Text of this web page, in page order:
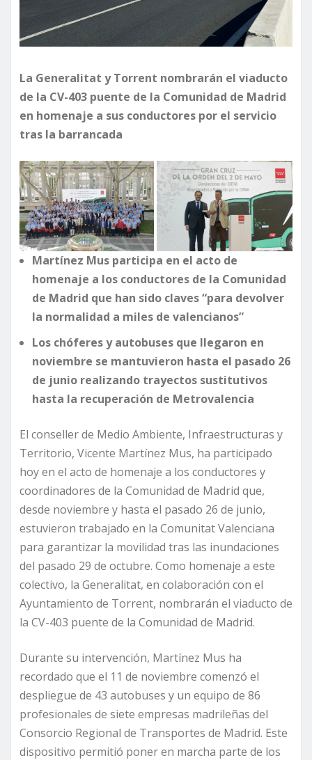
La Generalitat y Torrent nombrarán el viaducto
de la CV-403 puente de la Comunidad de Madrid
en homenaje a sus conductores por el servicio
tras la barrancada
Martínez Mus participa en el acto de
homenaje a los conductores de la Comunidad
de Madrid que han sido claves “para devolver
la normalidad a miles de valencianos”
Los chóferes y autobuses que llegaron en
noviembre se mantuvieron hasta el pasado 26
de junio realizando trayectos sustitutivos
hasta la recuperación de Metrovalencia
El conseller de Medio Ambiente, Infraestructuras y
Territorio, Vicente Martínez Mus, ha participado
hoy en el acto de homenaje a los conductores y
coordinadores de la Comunidad de Madrid que,
desde noviembre y hasta el pasado 26 de junio,
estuvieron trabajado en la Comunitat Valenciana
para garantizar la movilidad tras las inundaciones
del pasado 29 de octubre. Como homenaje a este
colectivo, la Generalitat, en colaboración con el
Ayuntamiento de Torrent, nombrarán el viaducto de
la CV-403 puente de la Comunidad de Madrid.
Durante su intervención, Martínez Mus ha
recordado que el 11 de noviembre comenzó el
despliegue de 43 autobuses y un equipo de 86
profesionales de siete empresas madrileñas del
Consorcio Regional de Transportes de Madrid. Este
dispositivo permitió poner en marcha parte de los